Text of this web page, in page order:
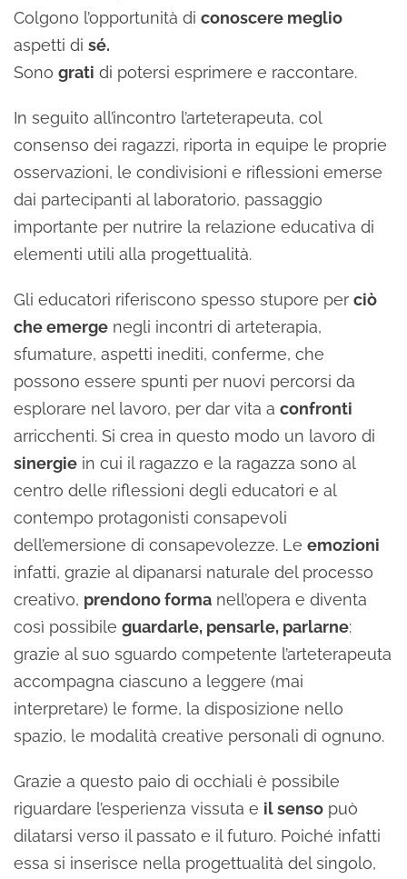
Colgono l’opportunità di conoscere meglio
aspetti di sé.
Sono grati di potersi esprimere e raccontare.
In seguito all’incontro l’arteterapeuta, col
consenso dei ragazzi, riporta in equipe le proprie
osservazioni, le condivisioni e riflessioni emerse
dai partecipanti al laboratorio, passaggio
importante per nutrire la relazione educativa di
elementi utili alla progettualità.
Gli educatori riferiscono spesso stupore per ciò
che emerge negli incontri di arteterapia,
sfumature, aspetti inediti, conferme, che
possono essere spunti per nuovi percorsi da
esplorare nel lavoro, per dar vita a confronti
arricchenti. Si crea in questo modo un lavoro di
sinergie in cui il ragazzo e la ragazza sono al
centro delle riflessioni degli educatori e al
contempo protagonisti consapevoli
dell’emersione di consapevolezze. Le emozioni
infatti, grazie al dipanarsi naturale del processo
creativo, prendono forma nell’opera e diventa
così possibile guardarle, pensarle, parlarne:
grazie al suo sguardo competente l’arteterapeuta
accompagna ciascuno a leggere (mai
interpretare) le forme, la disposizione nello
spazio, le modalità creative personali di ognuno.
Grazie a questo paio di occhiali è possibile
riguardare l’esperienza vissuta e il senso può
dilatarsi verso il passato e il futuro. Poiché infatti
essa si inserisce nella progettualità del singolo,